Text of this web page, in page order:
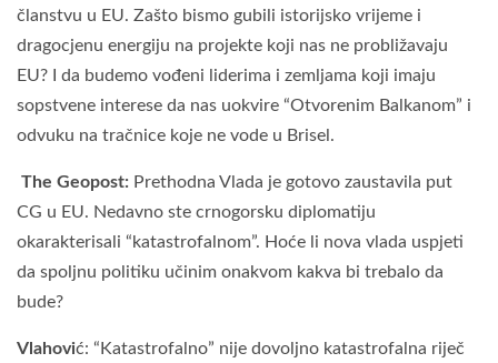
članstvu u EU. Zašto bismo gubili istorijsko vrijeme i
dragocjenu energiju na projekte koji nas ne probližavaju
EU? I da budemo vođeni liderima i zemljama koji imaju
sopstvene interese da nas uokvire “Otvorenim Balkanom” i
odvuku na tračnice koje ne vode u Brisel.
The Geopost: Prethodna Vlada je gotovo zaustavila put
CG u EU. Nedavno ste crnogorsku diplomatiju
okarakterisali “katastrofalnom”. Hoće li nova vlada uspjeti
da spoljnu politiku učinim onakvom kakva bi trebalo da
bude?
Vlahović: “Katastrofalno” nije dovoljno katastrofalna riječ